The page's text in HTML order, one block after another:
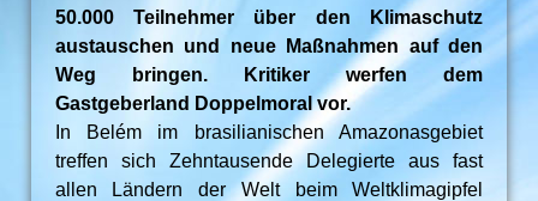
50.000 Teilnehmer über den Klimaschutz
austauschen und neue Maßnahmen auf den
Weg bringen. Kritiker werfen dem
Gastgeberland Doppelmoral vor.
In Belém im brasilianischen Amazonasgebiet
treffen sich Zehntausende Delegierte aus fast
allen Ländern der Welt beim Weltklimagipfel